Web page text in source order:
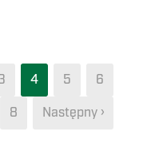
4 5 6
8 Następny ›